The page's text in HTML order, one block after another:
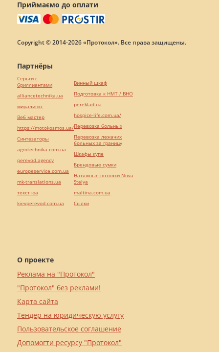
Приймаємо до оплати
Copyright © 2014-2026 «Протокол». Все права защищены.
О проекте
Реклама на "Протокол"
"Протокол" без реклами!
Карта сайта
Тендер на юридическую услугу
Пользовательское соглашение
Допомогти ресурсу "Протокол"
Партнёры
Серьги с
бриллиантами
alliancetechnika.ua
миралинкс
Веб мастер
https://motokosmos.ua/
Синтезаторы
agrotechnika.com.ua
perevod.agency
europeservice.com.ua
mk-translations.ua
текст юа
kievperevod.com.ua
Винный шкаф
Подготовка к НМТ / ВНО
pereklad.ua
hospice-life.com.ua/
Перевозка больных
Перевозка лежачих
больных за границу
Шкафы купе
Брендовые сумки
Натяжные потолки Nova
Stelya
maltina.com.ua
Cылки